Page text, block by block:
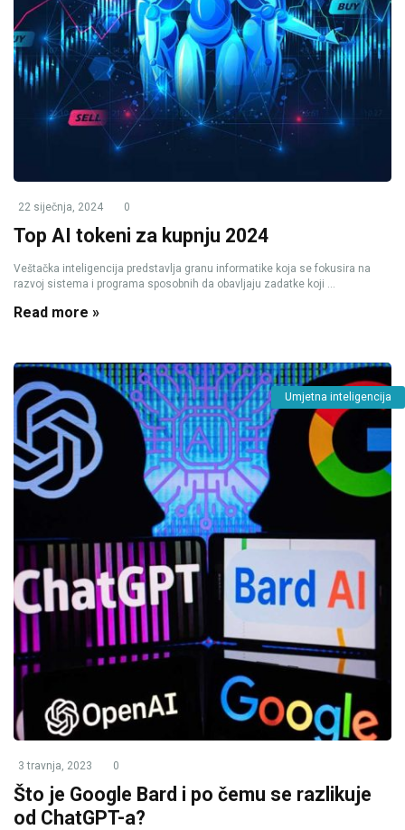
22 siječnja, 2024 0
Top AI tokeni za kupnju 2024
Veštačka inteligencija predstavlja granu informatike koja se fokusira na
razvoj sistema i programa sposobnih da obavljaju zadatke koji ...
Read more »
Umjetna inteligencija
3 travnja, 2023 0
Što je Google Bard i po čemu se razlikuje
od ChatGPT-a?